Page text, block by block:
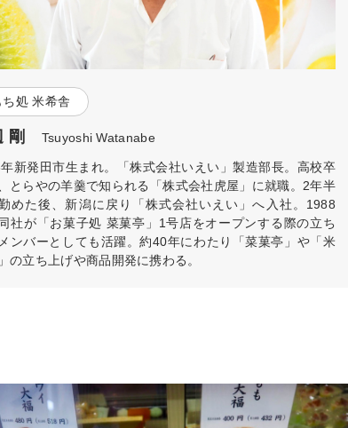
ち処 米希舎
剛 Tsuyoshi Watanabe
新発田市生まれ。「株式会社いえい」製造部長。高校卒
とらやの羊羹で知られる「株式会社虎屋」に就職。2年半
めた後、新潟に戻り「株式会社いえい」へ入社。1988
社が「お菓子処 菜菓亭」1号店をオープンする際の立ち
ンバーとしても活躍。約40年にわたり「菜菓亭」や「米
の立ち上げや商品開発に携わる。